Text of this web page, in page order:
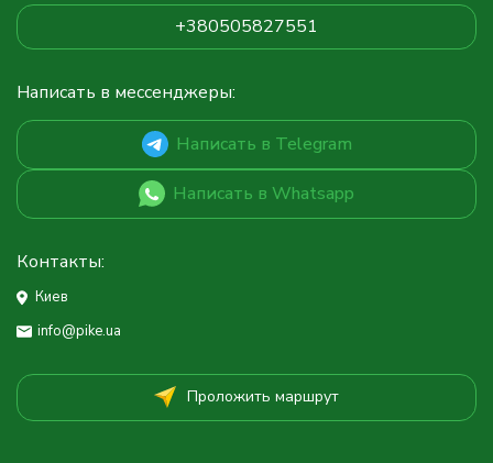
+380505827551
Написать в мессенджеры:
Написать в Telegram
Написать в Whatsapp
Контакты:
Киев
info@pike.ua
Проложить маршрут